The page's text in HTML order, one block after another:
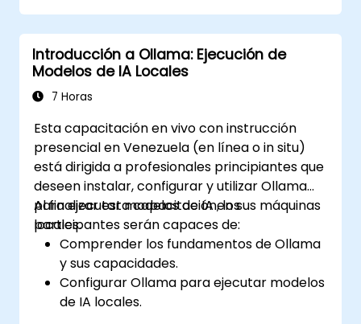
superiores.
Integrar Ollama en flujos de trabajo y
aplicaciones.
Monitorear y mantener el rendimiento de
los modelos de IA a lo largo del tiempo.
Introducción a Ollama: Ejecución de
Modelos de IA Locales
7 Horas
Esta capacitación en vivo con instrucción
presencial en Venezuela (en línea o in situ)
está dirigida a profesionales principiantes que
deseen instalar, configurar y utilizar Ollama
para ejecutar modelos de IA en sus máquinas
locales.
Al finalizar esta capacitación, los
participantes serán capaces de:
Comprender los fundamentos de Ollama
y sus capacidades.
Configurar Ollama para ejecutar modelos
de IA locales.